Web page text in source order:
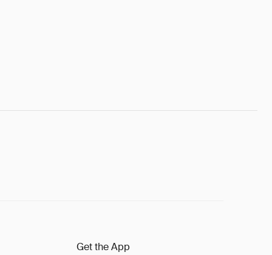
Get the App